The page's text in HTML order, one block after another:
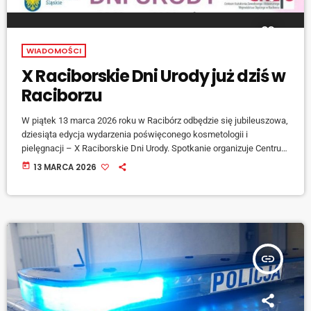
WIADOMOŚCI
X Raciborskie Dni Urody już dziś w
Raciborzu
W piątek 13 marca 2026 roku w Racibórz odbędzie się jubileuszowa,
dziesiąta edycja wydarzenia poświęconego kosmetologii i
pielęgnacji – X Raciborskie Dni Urody. Spotkanie organizuje Centrum
Kształcenia Zawodowego i Ustawicznego Województwa Śląskiego
today 13 MARCA 2026
insert_link